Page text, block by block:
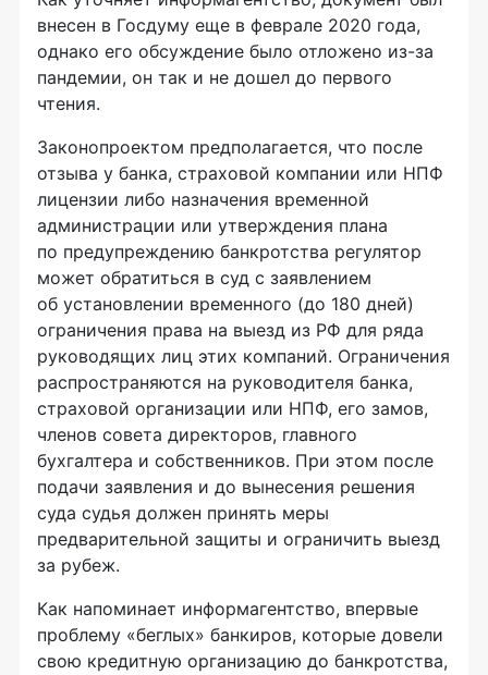
внесен в Госдуму еще в феврале 2020 года,
однако его обсуждение было отложено из-за
пандемии, он так и не дошел до первого
чтения.
Законопроектом предполагается, что после
отзыва у банка, страховой компании или НПФ
лицензии либо назначения временной
администрации или утверждения плана
по предупреждению банкротства регулятор
может обратиться в суд с заявлением
об установлении временного (до 180 дней)
ограничения права на выезд из РФ для ряда
руководящих лиц этих компаний. Ограничения
распространяются на руководителя банка,
страховой организации или НПФ, его замов,
членов совета директоров, главного
бухгалтера и собственников. При этом после
подачи заявления и до вынесения решения
суда судья должен принять меры
предварительной защиты и ограничить выезд
за рубеж.
Как напоминает информагентство, впервые
проблему «беглых» банкиров, которые довели
свою кредитную организацию до банкротства,